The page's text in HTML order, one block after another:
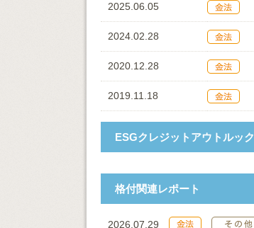
2025.06.05
2024.02.28
2020.12.28
2019.11.18
ESGクレジットアウトルック
格付関連レポート
2026.07.29